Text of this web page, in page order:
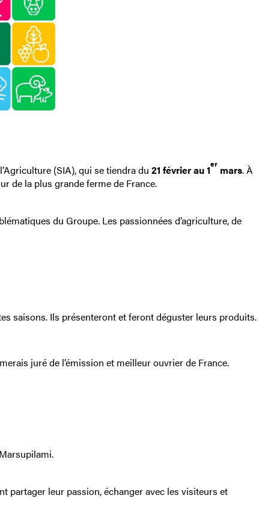
(SIA), qui se tiendra du 21 février au 1er mars. À
de la plus grande ferme de France.
du Groupe. Les passionnées d’agriculture, de
saisons. Ils présenteront et feront déguster leurs produits.
juré de l’émission et meilleur ouvrier de France.
partager leur passion, échanger avec les visiteurs et